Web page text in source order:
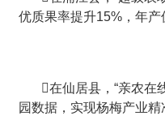
优质果率提升15%，年产
在仙居县，“亲农在
园数据，实现杨梅产业精